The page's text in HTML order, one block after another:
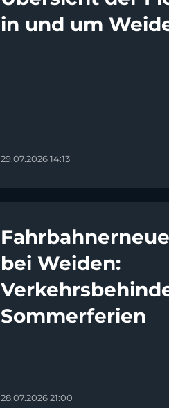
in und um
29.07.2026 14:13
bei Weiden:
Sommerferien
28.07.2026 21:00